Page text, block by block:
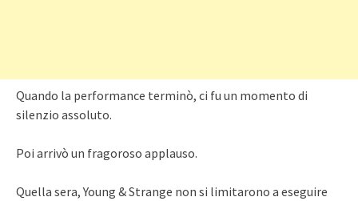
Quando la performance terminò, ci fu un momento di
silenzio assoluto.
Poi arrivò un fragoroso applauso.
Quella sera, Young & Strange non si limitarono a eseguire